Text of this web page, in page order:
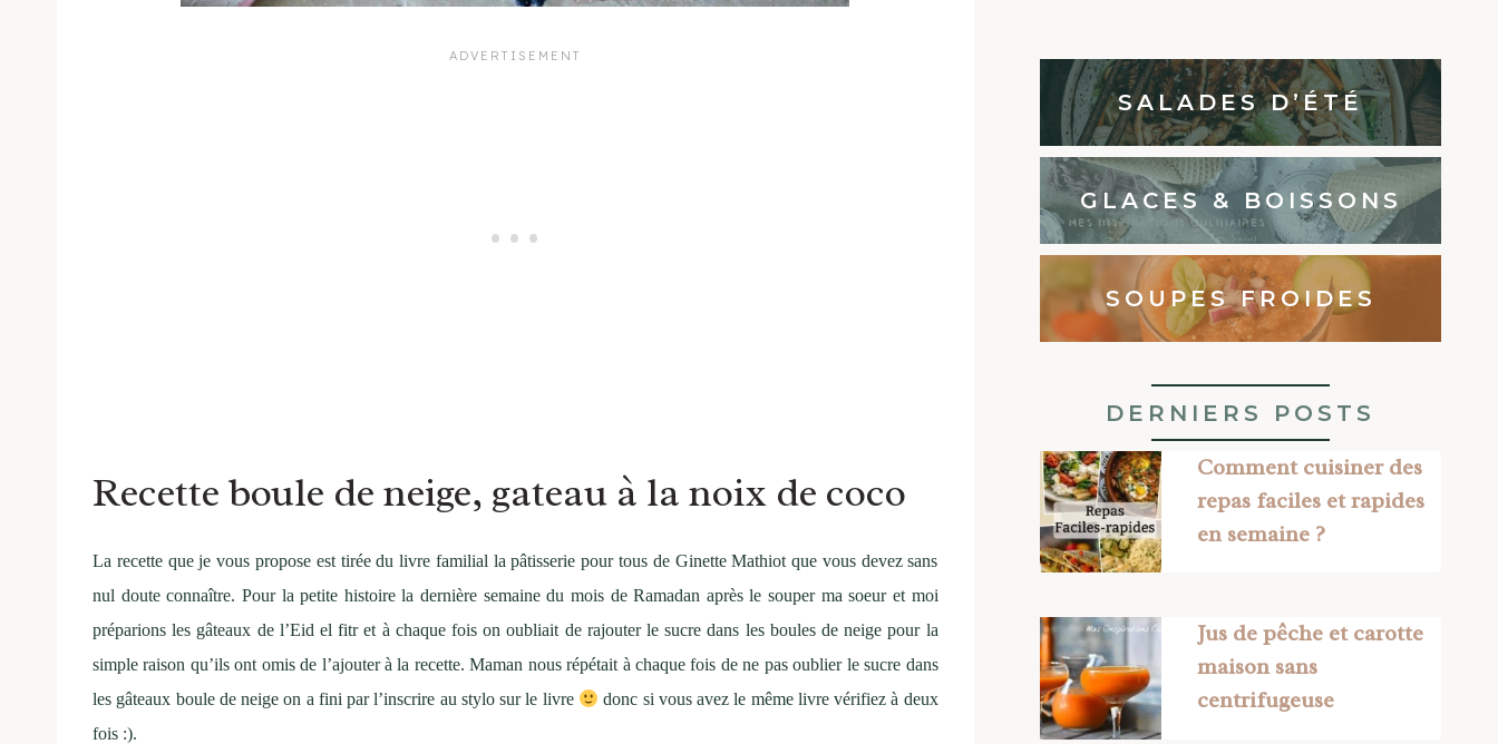
Recette boule de neige, gateau à la noix de coco
La recette que je vous propose est tirée du livre familial la pâtisserie pour tous de Ginette Mathiot que vous devez sans
nul doute connaître. Pour la petite histoire la dernière semaine du mois de Ramadan après le souper ma soeur et moi
préparions les gâteaux de l’Eid el fitr et à chaque fois on oubliait de rajouter le sucre dans les boules de neige pour la
simple raison qu’ils ont omis de l’ajouter à la recette.Maman nous répétait à chaque fois de ne pas oublier le sucre dans
les gâteaux boule de neige on a fini par l’inscrire au stylo sur le livre
donc si vous avez le même livre vérifiez à deux
fois :).
SALADES D’ÉTÉ
GLACES & BOISSONS
SOUPES FROIDES
DERNIERS POSTS
Comment cuisiner des
repas faciles et rapides
en semaine ?
Jus de pêche et carotte
maison sans
centrifugeuse